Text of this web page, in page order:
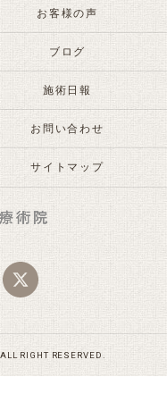
お客様の声
ブログ
施術日報
お問い合わせ
サイトマップ
RIGHT RESERVED.